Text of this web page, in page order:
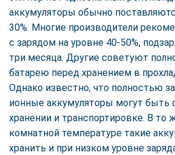
аккумуляторы обычно
30%. Многие производители
с зарядом на уровне 40-50%,
три месяца. Другие советуют
батарею перед хранением в
Однако известно, что полностью
ионные аккумуляторы могут быть
хранении и транспортировке. В то
комнатной температуре такие
хранить и при низком уровне